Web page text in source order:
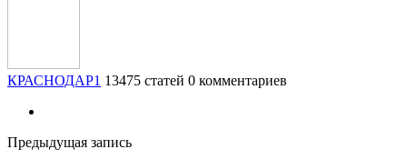
КРАСНОДАР1 13475 статей 0 комментариев
Предыдущая запись